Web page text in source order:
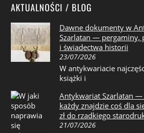
AKTUALNOŚCI / BLOG
Dawne dokumenty w
Szarlatan — pergaminy,
i świadectwa historii
23/07/2026
W antykwariacie
książki i
Antykwariat Szarlatan
każdy znajdzie coś dla
zł do rzadkiego
21/07/2026